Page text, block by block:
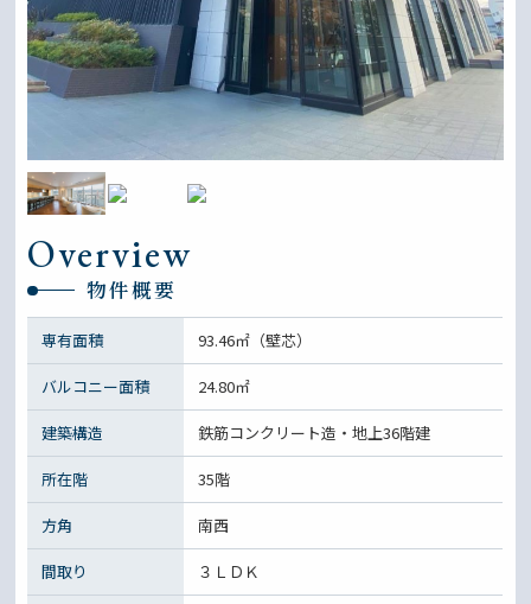
Overview
物件概要
専有面積 93.46㎡（壁芯）
バルコニー面積 24.80㎡
建築構造 鉄筋コンクリート造・地上36階建
所在階 35階
方角 南西
間取り ３ＬＤＫ